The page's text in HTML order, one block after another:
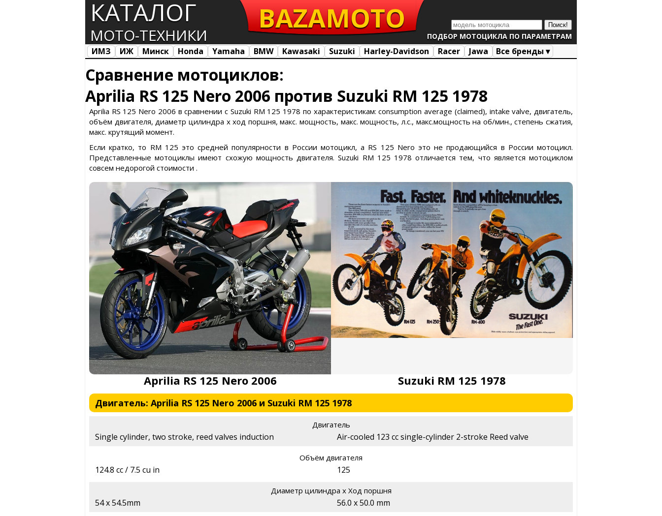
КАТАЛОГ
МОТО-ТЕХНИКИ ПОДБОР МОТОЦИКЛА ПО ПАРАМЕТРАМ
BAZAMOTO
ИМЗ ИЖ Минск Honda Yamaha BMW Kawasaki Suzuki Harley-Davidson Racer Jawa
Все бренды ▾
Сравнение мотоциклов:
Aprilia RS 125 Nero 2006 против Suzuki RM 125 1978
Aprilia RS 125 Nero 2006 в сравнении с Suzuki RM 125 1978 по характеристикам: consumption average (claimed), intake valve, двигатель,
объём двигателя, диаметр цилиндра х ход поршня, макс. мощность, макс. мощность, л.с., макс.мощность на об/мин., степень сжатия,
макс. крутящий момент.
Если кратко, то RM 125 это средней популярности в России мотоцикл, а RS 125 Nero это не продающийся в России мотоцикл.
Представленные мотоциклы имеют схожую мощность двигателя. Suzuki RM 125 1978 отличается тем, что является мотоциклом
совсем недорогой стоимости .
Aprilia RS 125 Nero 2006 Suzuki RM 125 1978
Двигатель: Aprilia RS 125 Nero 2006 и Suzuki RM 125 1978
Двигатель
Single cylinder, two stroke, reed valves induction Air-cooled 123 cc single-cylinder 2-stroke Reed valve
Объём двигателя
124.8 cc / 7.5 cu in 125
Диаметр цилиндра х Ход поршня
54 x 54.5mm 56.0 x 50.0 mm